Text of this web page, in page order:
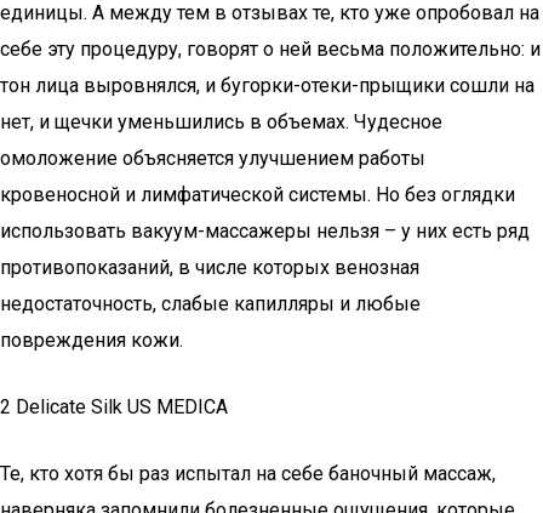
единицы. А между тем в отзывах те, кто уже опробовал на
себе эту процедуру, говорят о ней весьма положительно: и
тон лица выровнялся, и бугорки-отеки-прыщики сошли на
нет, и щечки уменьшились в объемах. Чудесное
омоложение объясняется улучшением работы
кровеносной и лимфатической системы. Но без оглядки
использовать вакуум-массажеры нельзя – у них есть ряд
противопоказаний, в числе которых венозная
недостаточность, слабые капилляры и любые
повреждения кожи.
2 Delicate Silk US MEDICA
Те, кто хотя бы раз испытал на себе баночный массаж,